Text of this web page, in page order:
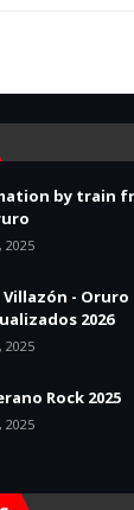
by train
2025
Villazón -
2026
2025
Rock 2025
2025